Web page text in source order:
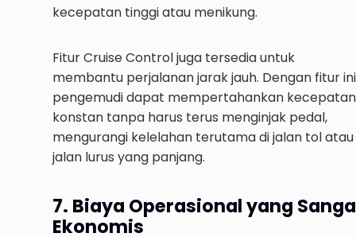
kecepatan tinggi atau menikung.
Fitur Cruise Control juga tersedia untuk
membantu perjalanan jarak jauh. Dengan fitur
pengemudi dapat mempertahankan kecepatan
konstan tanpa harus terus menginjak pedal,
mengurangi kelelahan terutama di jalan tol atau
jalan lurus yang panjang.
7. Biaya Operasional yang
Ekonomis